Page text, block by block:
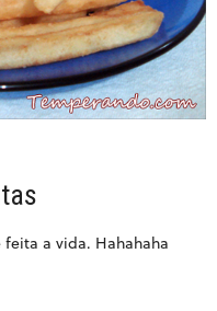
feita a vida. Hahahaha